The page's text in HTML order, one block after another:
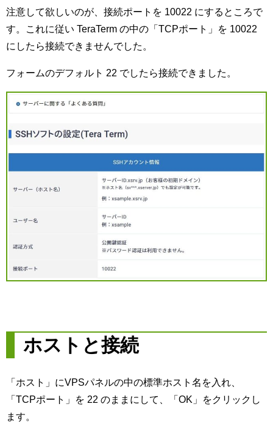
注意して欲しいのが、接続ポートを 10022 にするところで
す。これに従い TeraTerm の中の「TCPポート」を 10022
にしたら接続できませんでした。
フォームのデフォルト 22 でしたら接続できました。
ホストと接続
「ホスト」にVPSパネルの中の標準ホスト名を入れ、
「TCPポート」を 22 のままにして、「OK」をクリックし
ます。